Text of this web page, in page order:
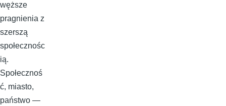
węższe
pragnienia z
szerszą
społecznośc
ią.
Społecznoś
ć, miasto,
państwo —